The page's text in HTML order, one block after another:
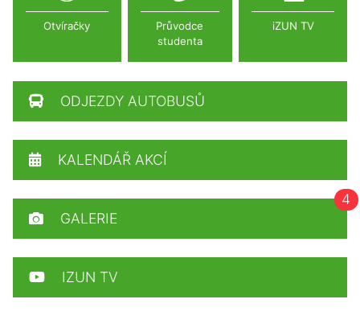
Otvíračky
Průvodce
studenta
iZUN TV
ODJEZDY AUTOBUSŮ
KALENDÁŘ AKCÍ
GALERIE
4
IZUN TV